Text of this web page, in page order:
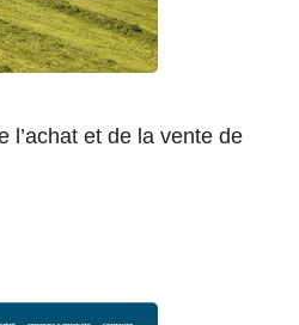
l’achat et de la vente de